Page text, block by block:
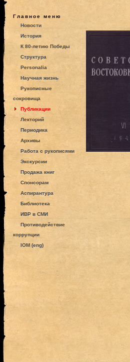
Главное меню
Новости
История
К 80-летию Победы
Структура
Personalia
Научная жизнь
Рукописные
сокровища
Публикации
Лекторий
Периодика
Архивы
Работа с рукописями
Экскурсии
Продажа книг
Спонсорам
Аспирантура
Библиотека
ИВР в СМИ
Противодействие
коррупции
IOM (eng)